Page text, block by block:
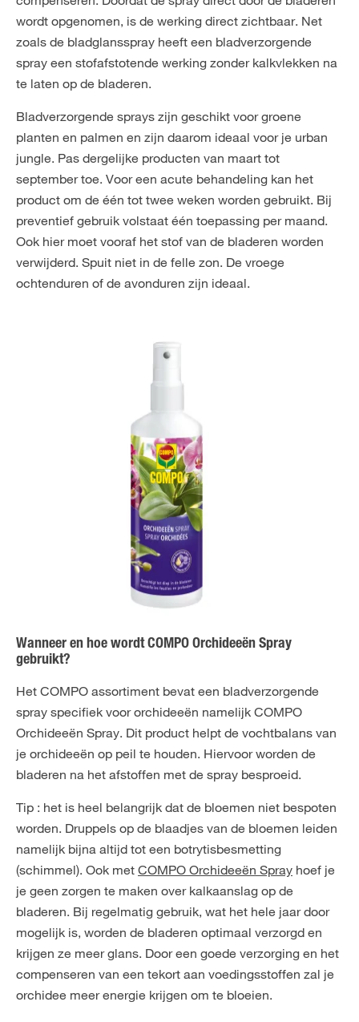
wordt opgenomen, is de werking direct zichtbaar. Net
zoals de bladglansspray heeft een bladverzorgende
spray een stofafstotende werking zonder kalkvlekken na
te laten op de bladeren.
Bladverzorgende sprays zijn geschikt voor groene
planten en palmen en zijn daarom ideaal voor je urban
jungle. Pas dergelijke producten van maart tot
september toe. Voor een acute behandeling kan het
product om de één tot twee weken worden gebruikt. Bij
preventief gebruik volstaat één toepassing per maand.
Ook hier moet vooraf het stof van de bladeren worden
verwijderd. Spuit niet in de felle zon. De vroege
ochtenduren of de avonduren zijn ideaal.
Wanneer en hoe wordt COMPO Orchideeën Spray
gebruikt?
Het COMPO assortiment bevat een bladverzorgende
spray specifiek voor orchideeën namelijk COMPO
Orchideeën Spray. Dit product helpt de vochtbalans van
je orchideeën op peil te houden. Hiervoor worden de
bladeren na het afstoffen met de spray besproeid.
Tip : het is heel belangrijk dat de bloemen niet bespoten
worden. Druppels op de blaadjes van de bloemen leiden
namelijk bijna altijd tot een botrytisbesmetting
(schimmel). Ook met COMPO Orchideeën Spray hoef je
je geen zorgen te maken over kalkaanslag op de
bladeren. Bij regelmatig gebruik, wat het hele jaar door
mogelijk is, worden de bladeren optimaal verzorgd en
krijgen ze meer glans. Door een goede verzorging en het
compenseren van een tekort aan voedingsstoffen zal je
orchidee meer energie krijgen om te bloeien.